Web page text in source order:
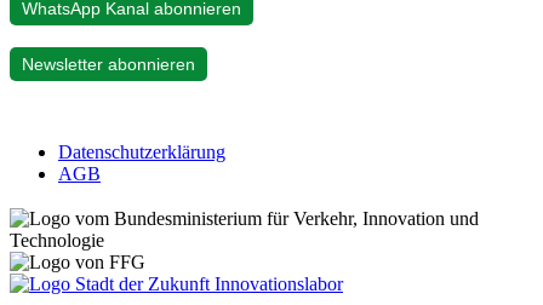
WhatsApp Kanal abonnieren
Newsletter abonnieren
Datenschutzerklärung
AGB